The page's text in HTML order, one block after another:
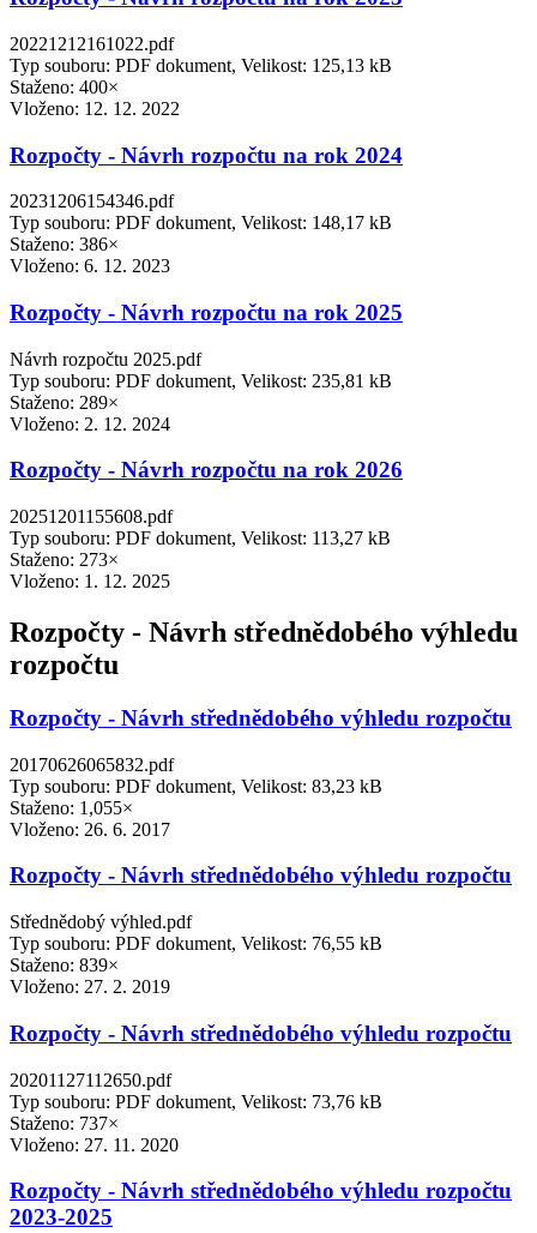
20221212161022.pdf
Typ souboru: PDF dokument, Velikost: 125,13 kB
Staženo: 400×
Vloženo: 12. 12. 2022
Rozpočty - Návrh rozpočtu na rok 2024
20231206154346.pdf
Typ souboru: PDF dokument, Velikost: 148,17 kB
Staženo: 386×
Vloženo: 6. 12. 2023
Rozpočty - Návrh rozpočtu na rok 2025
Návrh rozpočtu 2025.pdf
Typ souboru: PDF dokument, Velikost: 235,81 kB
Staženo: 289×
Vloženo: 2. 12. 2024
Rozpočty - Návrh rozpočtu na rok 2026
20251201155608.pdf
Typ souboru: PDF dokument, Velikost: 113,27 kB
Staženo: 273×
Vloženo: 1. 12. 2025
Rozpočty - Návrh střednědobého výhledu
rozpočtu
Rozpočty - Návrh střednědobého výhledu rozpočtu
20170626065832.pdf
Typ souboru: PDF dokument, Velikost: 83,23 kB
Staženo: 1,055×
Vloženo: 26. 6. 2017
Rozpočty - Návrh střednědobého výhledu rozpočtu
Střednědobý výhled.pdf
Typ souboru: PDF dokument, Velikost: 76,55 kB
Staženo: 839×
Vloženo: 27. 2. 2019
Rozpočty - Návrh střednědobého výhledu rozpočtu
20201127112650.pdf
Typ souboru: PDF dokument, Velikost: 73,76 kB
Staženo: 737×
Vloženo: 27. 11. 2020
Rozpočty - Návrh střednědobého výhledu rozpočtu
2023-2025